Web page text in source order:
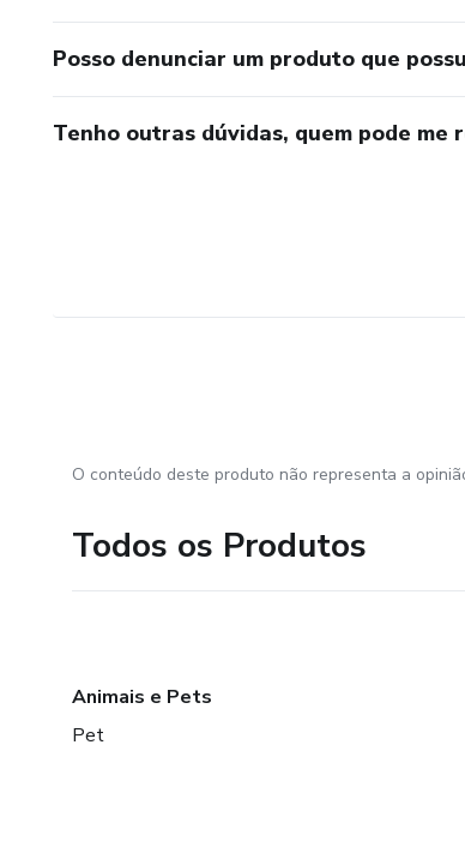
Posso denunciar um produto que
Tenho outras dúvidas, quem pode me
O conteúdo deste produto não representa a
Todos os Produtos
Animais e Pets
Pet